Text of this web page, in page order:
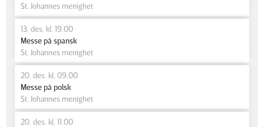
St. Johannes menighet
13. des. kl. 19.00
Messe på spansk
St. Johannes menighet
20. des. kl. 09.00
Messe på polsk
St. Johannes menighet
20. des. kl. 11.00